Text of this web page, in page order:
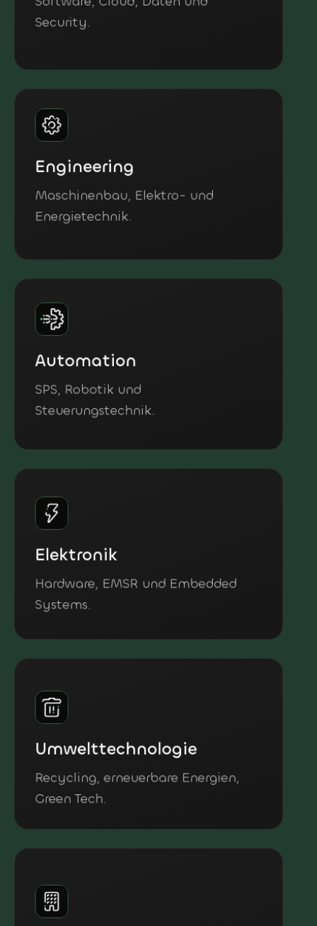
Software, Cloud, Daten und
Security.
Engineering
Maschinenbau, Elektro- und
Energietechnik.
Automation
SPS, Robotik und
Steuerungstechnik.
Elektronik
Hardware, EMSR und Embedded
Systems.
Umwelttechnologie
Recycling, erneuerbare Energien,
Green Tech.